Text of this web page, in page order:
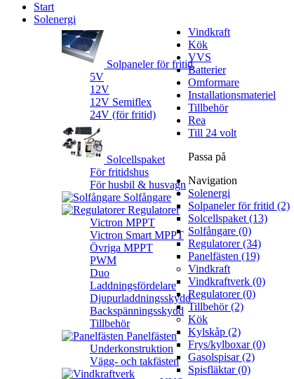
Start
Solenergi
Solpaneler för fritid
5V
12V
12V Semiflex
24V (för fritid)
Solcellspaket
För fritidshus
För husbil & husvagn
Solfångare
Regulatorer
Victron MPPT
Victron Smart MPPT
Övriga MPPT
PWM
Duo
Laddningsfördelare
Djupurladdningsskydd
Backspänningsskydd
Tillbehör
Panelfästen
Underkonstruktion
Vägg- och takfästen
Vindkraft
Kök
VVS
Batterier
Omformare
Installationsmateriel
Tillbehör
Rea
Till 24 volt
Passa på
Navigation
Solenergi
Solpaneler för fritid (2)
Solcellspaket (13)
Solfångare (0)
Regulatorer (34)
Panelfästen (19)
Vindkraft
Vindkraftverk (0)
Regulatorer (0)
Tillbehör (2)
Kök
Kylskåp (2)
Frys/kylboxar (0)
Gasolspisar (2)
Spisfläktar (0)